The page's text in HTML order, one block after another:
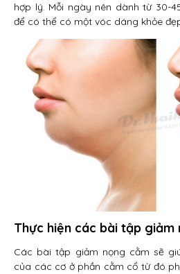
hợp lý. Mỗi ngày nên dành từ 30-
để có thể có một vóc dáng khỏe
Thực hiện các bài tập giảm
Các bài tập giảm nọng cằm sẽ
của các cơ ở phần cằm cổ từ đó